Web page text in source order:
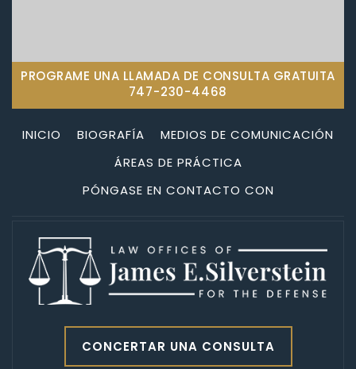
PROGRAME UNA LLAMADA DE CONSULTA GRATUITA
747-230-4468
INICIO BIOGRAFÍA
MEDIOS DE COMUNICACIÓN
ÁREAS DE PRÁCTICA
PÓNGASE EN CONTACTO CON
CONCERTAR UNA CONSULTA